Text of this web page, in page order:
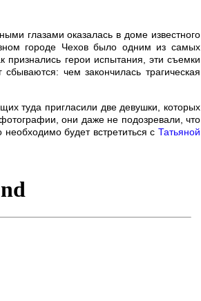
глазами оказалась в доме известного
городе Чехов было одним из самых
признались герои испытания, эти съемки
чем закончилась трагическая
туда пригласили две девушки, которых
они даже не подозревали, что
будет встретиться с Татьяной